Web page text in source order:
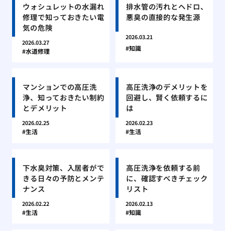
ウォシュレットの水漏れ
修理で知っておきたい電
気の危険
2026.03.27
水道修理
排水管の汚れとヘドロ、
悪臭の直接的な発生源
2026.03.21
知識
マンションでの高圧洗
浄、知っておきたい制約
とデメリット
2026.02.25
生活
高圧洗浄のデメリットを
回避し、賢く依頼するに
は
2026.02.23
生活
下水臭対策、入居者がで
きる日々の予防とメンテ
ナンス
2026.02.22
生活
高圧洗浄を依頼する前
に、確認すべきチェック
リスト
2026.02.13
知識